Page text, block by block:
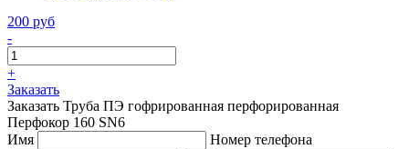
200 руб
-
+
Заказать
Заказать Труба ПЭ гофрированная перфорированная
Перфокор 160 SN6
Имя
Номер телефона